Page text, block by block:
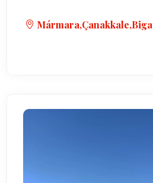
Mármara,Çanakkale,biga